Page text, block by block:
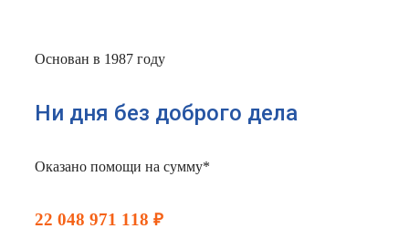
Основан в 1987 году
Ни дня без доброго дела
Оказано помощи на сумму*
22 048 971 118 ₽